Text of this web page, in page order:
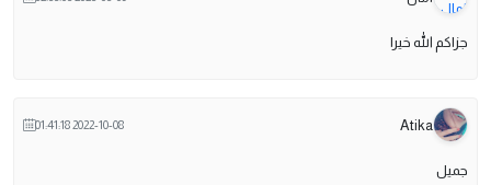
جزاكم الله خيرا
Atika
2022-10-08 01:41:18
جميل